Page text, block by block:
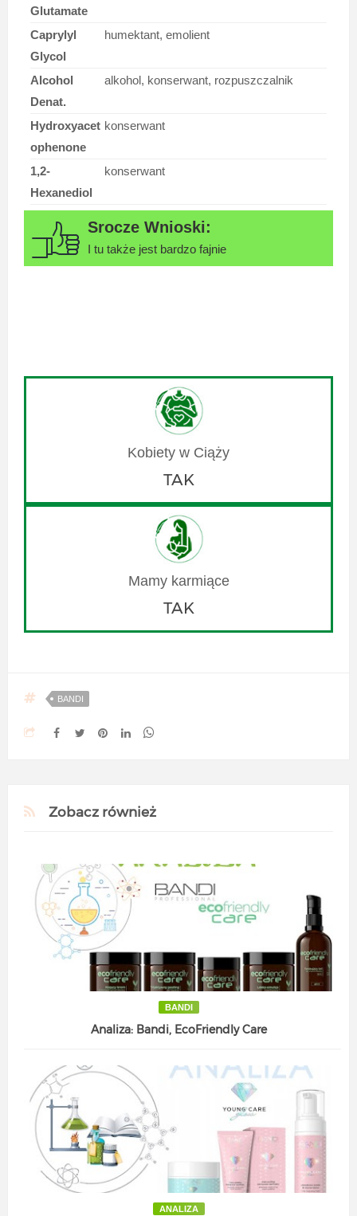
Glutamate
Caprylyl
Glycol
humektant, emolient
Alcohol
Denat.
alkohol, konserwant, rozpuszczalnik
Hydroxyacet
ophenone
konserwant
1,2-
Hexanediol
konserwant
I tu także jest bardzo fajnie
TAK
TAK
BANDI
Zobacz również
BANDI
Analiza: Bandi, EcoFriendly Care
ANALIZA